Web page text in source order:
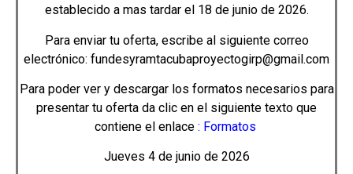
establecido a mas tardar el 18 de junio de 2026.
Para enviar tu oferta, escribe al siguiente correo
electrónico: fundesyramtacubaproyectogirp@gmail.com
Para poder ver y descargar los formatos necesarios para
presentar tu oferta da clic en el siguiente texto que
contiene el enlace : Formatos
Jueves 4 de junio de 2026